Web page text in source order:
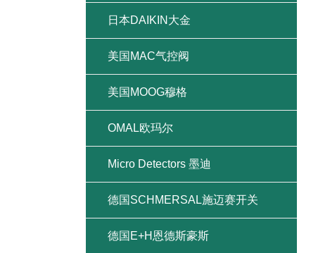
日本DAIKIN大金
美国MAC气控阀
美国MOOG穆格
OMAL欧玛尔
Micro Detectors 墨迪
德国SCHMERSAL施迈赛开关
德国E+H恩德斯豪斯